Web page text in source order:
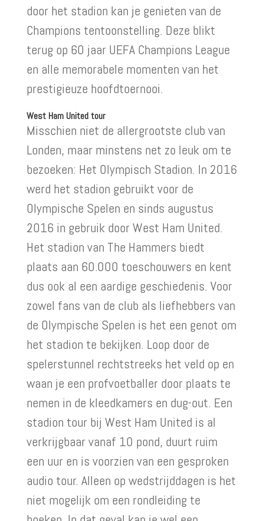
door het stadion kan je genieten van de
Champions tentoonstelling. Deze blikt
terug op 60 jaar UEFA Champions League
en alle memorabele momenten van het
prestigieuze hoofdtoernooi.
West Ham United tour
Misschien niet de allergrootste club van
Londen, maar minstens net zo leuk om te
bezoeken: Het Olympisch Stadion. In 2016
werd het stadion gebruikt voor de
Olympische Spelen en sinds augustus
2016 in gebruik door West Ham United.
Het stadion van The Hammers biedt
plaats aan 60.000 toeschouwers en kent
dus ook al een aardige geschiedenis. Voor
zowel fans van de club als liefhebbers van
de Olympische Spelen is het een genot om
het stadion te bekijken. Loop door de
spelerstunnel rechtstreeks het veld op en
waan je een profvoetballer door plaats te
nemen in de kleedkamers en dug-out. Een
stadion tour bij West Ham United is al
verkrijgbaar vanaf 10 pond, duurt ruim
een uur en is voorzien van een gesproken
audio tour. Alleen op wedstrijddagen is het
niet mogelijk om een rondleiding te